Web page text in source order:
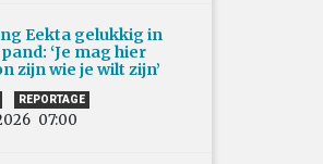
Eekta gelukkig in
‘Je mag hier
zijn wie je wilt zijn’
REPORTAGE
07:00